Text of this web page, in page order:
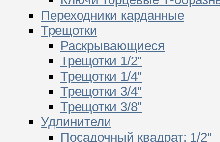
Переходники карданные
Трещотки
Раскрывающиеся
Трещотки 1/2"
Трещотки 1/4"
Трещотки 3/4"
Трещотки 3/8"
Удлинители
Посадочный квадрат: 1/2"